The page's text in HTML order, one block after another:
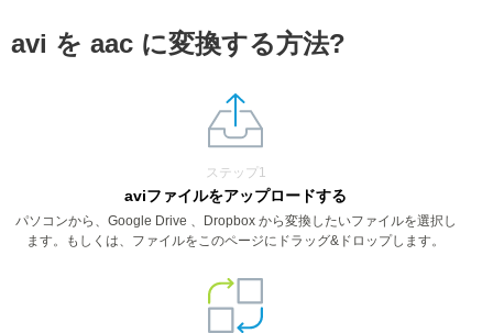
avi を aac に変換する方法?
ステップ1
aviファイルをアップロードする
パソコンから、Google Drive 、Dropbox から変換したいファイルを選択し
ます。もしくは、ファイルをこのページにドラッグ&ドロップします。